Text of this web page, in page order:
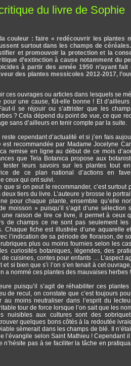
du livre de Sophie
couleur : faire « redécouvrir les plantes
surtout dans les champs de céréales.
et promouvoir la protection et la
d’extinction à cause notamment du
à partir des année 1950 n’ayant fait
des plantes messicoles 2012-2017,
ces ouvrages ou articles dans lesquels se
pour une cause, fût-elle bonne ! Et
il se réjouir ou s’attrister que les
? Cela dépend du point de vue, ce que
sans d’ailleurs en tenir compte par la suite.
cependant d’actualité et si j’en fais
est recommandée par Madame Jocelyne
remise en ligne au début de ce mois
que Tela Botanica propose aux
tester leurs savoirs sur les plantes tout
de ce plan national d’actions en
ceux qui ont suivi.
que si on peut le recommander, c’est surtout
tiers du livre. L’auteure y brosse le
pour chaque plante, ensemble qu’elle
moisson » puisqu’il s’agit d’une sélection
une raison de lire ce livre, il permet à ceux
de champs ce ne sont pas seulement les
Chaque fiche est illustrée d’une aquarelle
l’indication de sa période de floraison, de
plus ou moins fournies selon les
curiosités botaniques, légendes, des
cuisines, contes pour enfants … L’aspect
si bien que s’i l’on s’en tenait à cet
a nommé ces plantes des mauvaises herbes !
puisqu’il s’agit de réhabiliter ces plantes
de recul, on constate que c’est toujours
au moins neutraliser dans l’esprit du
tour de force lorsque l’on sait que les
nuisibles aux cultures sont des
quelques bons côtés à la redoutée
sèmerait dans les champs de blé. Il
l’évangile selon Saint Mathieu ! Cependant
n’hésite pas à se faciliter la tâche en